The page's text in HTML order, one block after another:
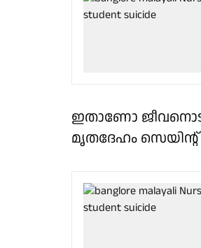
ഇതാണോ
മൃതദേഹം